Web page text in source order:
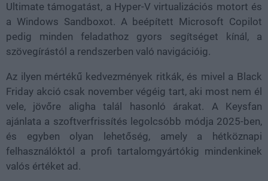
Ultimate támogatást, a Hyper-V virtualizációs motort és
a Windows Sandboxot. A beépített Microsoft Copilot
pedig minden feladathoz gyors segítséget kínál, a
szövegírástól a rendszerben való navigációig.
Az ilyen mértékű kedvezmények ritkák, és mivel a Black
Friday akció csak november végéig tart, aki most nem él
vele, jövőre aligha talál hasonló árakat. A Keysfan
ajánlata a szoftverfrissítés legolcsóbb módja 2025-ben,
és egyben olyan lehetőség, amely a hétköznapi
felhasználóktól a profi tartalomgyártókig mindenkinek
valós értéket ad.